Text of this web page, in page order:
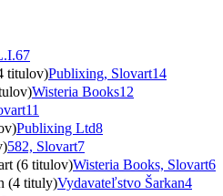
67
titulov)Publixing, Slovart14
Wisteria Books12
11
Publixing Ltd8
582, Slovart7
(6 titulov)Wisteria Books, Slovart6
(4 tituly)Vydavateľstvo Šarkan4